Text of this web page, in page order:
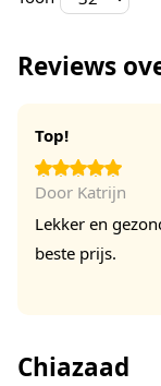
Reviews
Top!
Door Katrijn
Lekker en
beste prijs.
Chiazaad